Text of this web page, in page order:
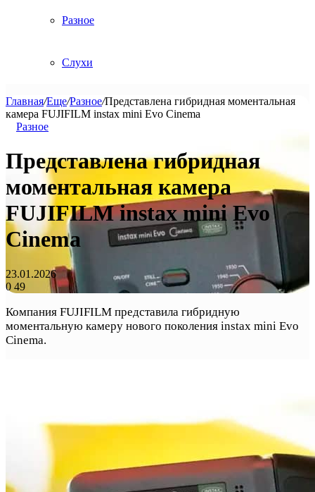
Разное
Слухи
Главная/Еще/Разное/Представлена гибридная моментальная
камера FUJIFILM instax mini Evo Cinema
Разное
Представлена гибридная
моментальная камера
FUJIFILM instax mini Evo
Cinema
23.01.2026
0 49
Компания FUJIFILM представила гибридную
моментальную камеру нового поколения instax mini Evo
Cinema.